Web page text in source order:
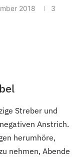
2018
3
Streber und
Anstrich.
herumhöre,
nehmen, Abende